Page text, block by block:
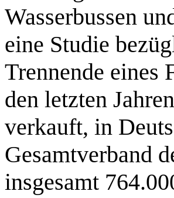
Wasserbussen
eine Studie
Trennende eines
den letzten
verkauft, in
Gesamtverband
insgesamt